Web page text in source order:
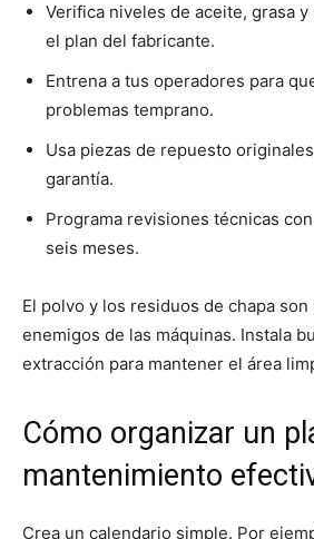
Verifica niveles de aceite, grasa
el plan del fabricante.
Entrena a tus operadores para
problemas temprano.
Usa piezas de repuesto
garantía.
Programa revisiones técnicas
seis meses.
El polvo y los residuos de chapa son
enemigos de las máquinas. Instala
extracción para mantener el área
Cómo organizar un
mantenimiento
Crea un calendario simple. Por